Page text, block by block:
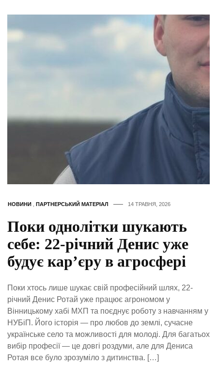
НОВИНИ ПАРТНЕРСЬКИЙ МАТЕРІАЛ 14 ТРАВНЯ, 2026
Поки однолітки шукають
себе: 22-річний Денис уже
будує кар’єру в агросфері
Поки хтось лише шукає свій професійний шлях, 22-
річний Денис Ротай уже працює агрономом у
Вінницькому хабі МХП та поєднує роботу з навчанням у
НУБіП. Його історія — про любов до землі, сучасне
українське село та можливості для молоді. Для багатьох
вибір професії — це довгі роздуми, але для Дениса
Ротая все було зрозуміло з дитинства. […]